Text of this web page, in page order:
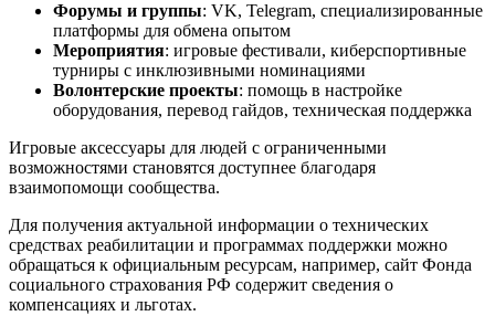
Форумы и группы: VK, Telegram, специализированные
платформы для обмена опытом
Мероприятия: игровые фестивали, киберспортивные
турниры с инклюзивными номинациями
Волонтерские проекты: помощь в настройке
оборудования, перевод гайдов, техническая поддержка
Игровые аксессуары для людей с ограниченными
возможностями становятся доступнее благодаря
взаимопомощи сообщества.
Для получения актуальной информации о технических
средствах реабилитации и программах поддержки можно
обращаться к официальным ресурсам, например, сайт Фонда
социального страхования РФ содержит сведения о
компенсациях и льготах.